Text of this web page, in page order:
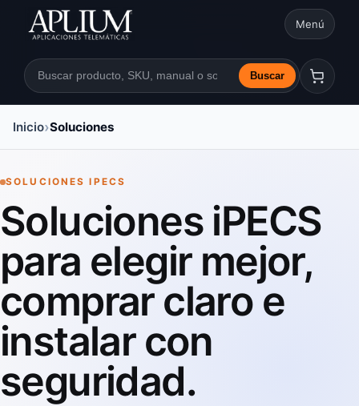
Abrir
Menú
Buscar en la web Buscar
Inicio Soluciones
SOLUCIONES IPECS
Soluciones iPECS
para elegir mejor,
comprar claro e
instalar con
seguridad.